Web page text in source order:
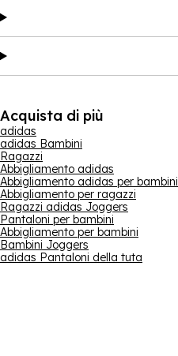
Acquista di più
adidas
adidas Bambini
Ragazzi
Abbigliamento adidas
Abbigliamento adidas per bambini
Abbigliamento per ragazzi
Ragazzi adidas Joggers
Pantaloni per bambini
Abbigliamento per bambini
Bambini Joggers
adidas Pantaloni della tuta